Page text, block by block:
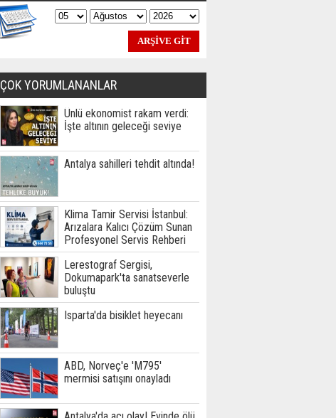
ÇOK YORUMLANANLAR
Ünlü ekonomist rakam verdi:
İşte altının geleceği seviye
Antalya sahilleri tehdit altında!
Klima Tamir Servisi İstanbul:
Arızalara Kalıcı Çözüm Sunan
Profesyonel Servis Rehberi
Lerestograf Sergisi,
Dokumapark'ta sanatseverle
buluştu
Isparta'da bisiklet heyecanı
ABD, Norveç'e 'M795'
mermisi satışını onayladı